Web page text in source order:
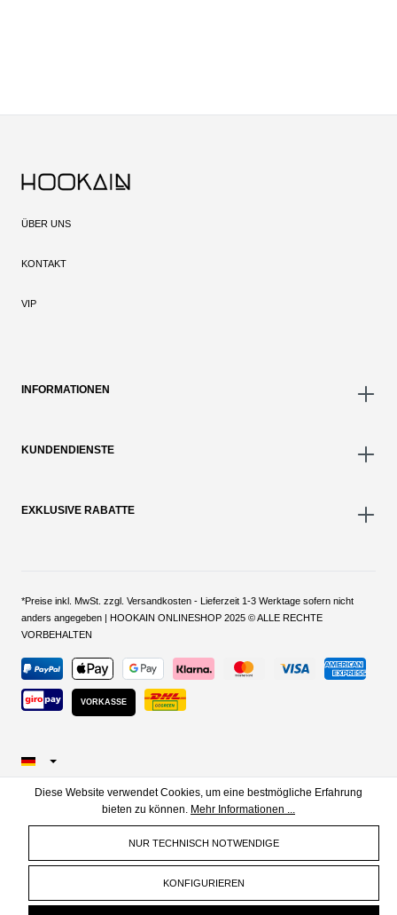
ÜBER UNS
KONTAKT
VIP
INFORMATIONEN
KUNDENDIENSTE
EXKLUSIVE RABATTE
*Preise inkl. MwSt. zzgl. Versandkosten - Lieferzeit 1-3 Werktage sofern nicht
anders angegeben | HOOKAIN ONLINESHOP 2025 © ALLE RECHTE
VORBEHALTEN
VORKASSE
Diese Website verwendet Cookies, um eine bestmögliche Erfahrung
bieten zu können. Mehr Informationen ...
NUR TECHNISCH NOTWENDIGE
KONFIGURIEREN